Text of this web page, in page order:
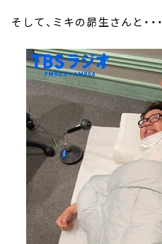
そして、ミキの昴生さんと・・・